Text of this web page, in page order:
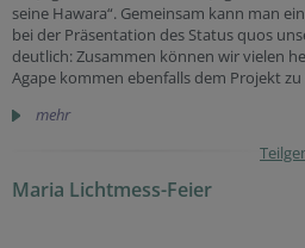
seine Hawara“. Gemeinsam kann man
bei der Präsentation des Status quos
deutlich: Zusammen können wir vielen
Agape kommen ebenfalls dem Projekt zu
mehr
Maria Lichtmess-Feier